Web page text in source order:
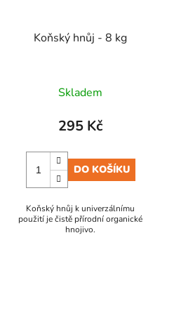
Koňský hnůj - 8 kg
Skladem
295 Kč
DO KOŠÍKU
Koňský hnůj k univerzálnímu
použití je čistě přírodní organické
hnojivo.